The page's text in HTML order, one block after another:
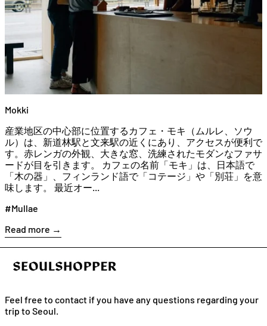
Mokki
産業地区の中心部に位置するカフェ・モキ（ムルレ、ソウ
ル）は、新道林駅と文来駅の近くにあり、アクセスが便利で
す。赤レンガの外観、大きな窓、洗練されたモダンなファサ
ードが目を引きます。 カフェの名前「モキ」は、日本語で
「木の器」、フィンランド語で「コテージ」や「別荘」を意
味します。 最近オー...
#Mullae
Read more →
Feel free to contact if you have any questions regarding your
trip to Seoul.